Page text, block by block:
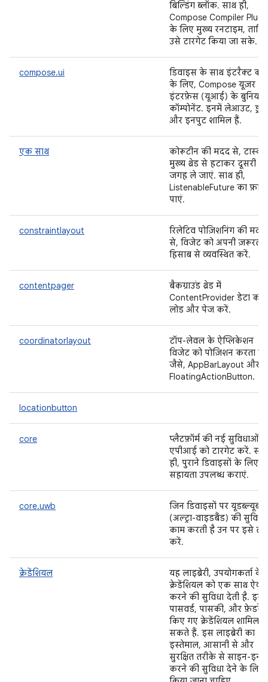
बिल्डिंग ब्लॉक. साथ ही,
Compose Compiler
के लिए मुख्य रनटाइम, ताकि
उसे टारगेट किया जा सके.
compose.ui
डिवाइस के साथ इंटरैक्ट
के लिए, Compose यूज़र
इंटरफ़ेस (यूआई) के
कॉम्पोनेंट. इनमें लेआउट,
और इनपुट शामिल हैं.
एक साथ
कोरूटीन की मदद से, टास्क
मुख्य थ्रेड से हटाकर दूसरी
जगह ले जाएं. साथ ही,
ListenableFuture का
पाएं.
constraintlayout
रिलेटिव पोज़िशनिंग की मदद
से, विजेट को अपनी ज़रूरत
हिसाब से व्यवस्थित करें.
contentpager
बैकग्राउंड थ्रेड में
ContentProvider डेटा को
लोड और पेज करें.
coordinatorlayout
टॉप-लेवल के ऐप्लिकेशन
विजेट को पोज़िशन करता है.
जैसे, AppBarLayout और
FloatingActionButton.
locationbutton
core
प्लैटफ़ॉर्म की नई सुविधाओं
एपीआई को टारगेट करें. साथ
ही, पुराने डिवाइसों के लिए भी
सहायता उपलब्ध कराएं.
core.uwb
जिन डिवाइसों पर यूडब्ल्यूबी
(अल्ट्रा-वाइडबैंड) की सुविधा
काम करती है उन पर इसे
करें.
क्रेडेंशियल
यह लाइब्रेरी, उपयोगकर्ता के
क्रेडेंशियल को एक साथ
करने की सुविधा देती है.
पासवर्ड, पासकी, और फ़ेडरेट
किए गए क्रेडेंशियल शामिल
सकते हैं. इस लाइब्रेरी का
इस्तेमाल, आसानी से और
सुरक्षित तरीके से साइन-इन
करने की सुविधा देने के लिए